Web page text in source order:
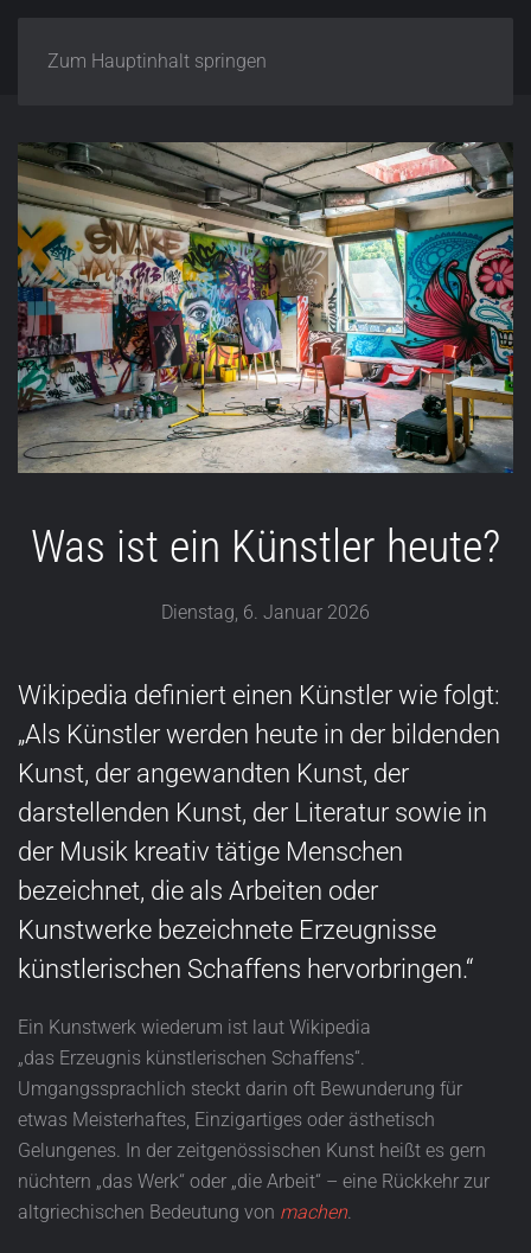
Zum Hauptinhalt springen
Was ist ein Künstler heute?
Dienstag, 6. Januar 2026
Wikipedia definiert einen Künstler wie folgt:
„Als Künstler werden heute in der bildenden
Kunst, der angewandten Kunst, der
darstellenden Kunst, der Literatur sowie in
der Musik kreativ tätige Menschen
bezeichnet, die als Arbeiten oder
Kunstwerke bezeichnete Erzeugnisse
künstlerischen Schaffens hervorbringen.“
Ein Kunstwerk wiederum ist laut Wikipedia
„das Erzeugnis künstlerischen Schaffens“.
Umgangssprachlich steckt darin oft Bewunderung für
etwas Meisterhaftes, Einzigartiges oder ästhetisch
Gelungenes. In der zeitgenössischen Kunst heißt es gern
nüchtern „das Werk“ oder „die Arbeit“ – eine Rückkehr zur
altgriechischen Bedeutung von machen.